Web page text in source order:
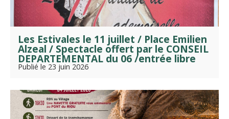
Les Estivales le 11 juillet / Place Emilien
Alzeal / Spectacle offert par le CONSEIL
DEPARTEMENTAL du 06 /entrée libre
Publié le 23 juin 2026